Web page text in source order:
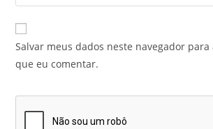
Salvar meus dados neste navegador para
que eu comentar.